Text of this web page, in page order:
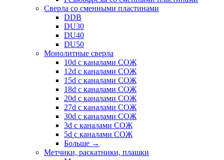
Сверла со сменными пластинами
DDB
DU30
DU40
DU50
Монолитные сверла
10d с каналами СОЖ
12d с каналами СОЖ
15d с каналами СОЖ
18d с каналами СОЖ
20d с каналами СОЖ
27d с каналами СОЖ
30d с каналами СОЖ
3d с каналами СОЖ
5d с каналами СОЖ
Больше →
Метчики, раскатники, плашки